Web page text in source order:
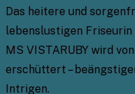
Das heitere und
lebenslustigen
MS VISTARUBY wird
erschüttert –
Intrigen.